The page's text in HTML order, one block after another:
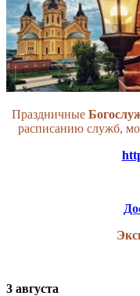
Праздничные
расписанию служб,
3 августа